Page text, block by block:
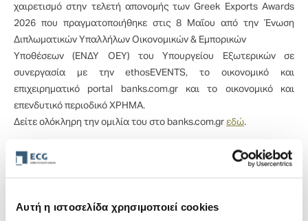
Αυτή η ιστοσελίδα χρησιμοποιεί cookies
χαιρετισμό στην τελετή απονομής των Greek Exports Awards
2026 που πραγματοποιήθηκε στις 8 Μαΐου από την Ένωση
Διπλωματικών Υπαλλήλων Οικονομικών & Εμπορικών
Υποθέσεων (ΕΝΔΥ ΟΕΥ) του Υπουργείου Εξωτερικών σε
συνεργασία με την ethosEVENTS, το οικονομικό και
επιχειρηματικό portal banks.com.gr και το οικονομικό και
επενδυτικό περιοδικό ΧΡΗΜΑ.
Δείτε ολόκληρη την ομιλία του στο banks.com.gr εδώ.